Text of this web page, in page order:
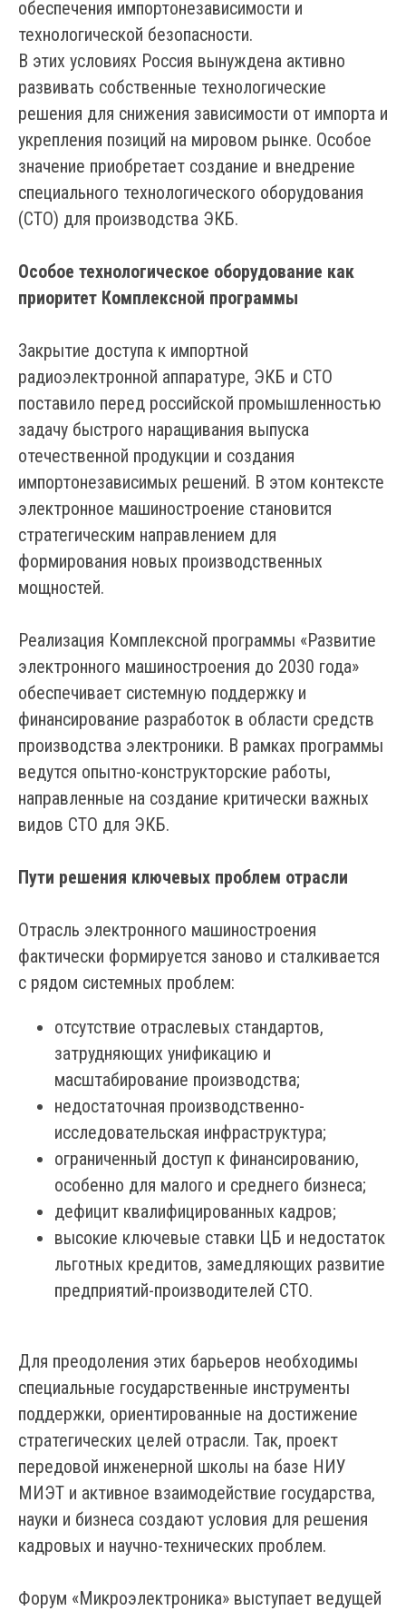
обеспечения импортонезависимости и
технологической безопасности.
В этих условиях Россия вынуждена активно
развивать собственные технологические
решения для снижения зависимости от импорта и
укрепления позиций на мировом рынке. Особое
значение приобретает создание и внедрение
специального технологического оборудования
(СТО) для производства ЭКБ.
Особое технологическое оборудование как
приоритет Комплексной программы
Закрытие доступа к импортной
радиоэлектронной аппаратуре, ЭКБ и СТО
поставило перед российской промышленностью
задачу быстрого наращивания выпуска
отечественной продукции и создания
импортонезависимых решений. В этом контексте
электронное машиностроение становится
стратегическим направлением для
формирования новых производственных
мощностей.
Реализация Комплексной программы «Развитие
электронного машиностроения до 2030 года»
обеспечивает системную поддержку и
финансирование разработок в области средств
производства электроники. В рамках программы
ведутся опытно-конструкторские работы,
направленные на создание критически важных
видов СТО для ЭКБ.
Пути решения ключевых проблем отрасли
Отрасль электронного машиностроения
фактически формируется заново и сталкивается
с рядом системных проблем:
отсутствие отраслевых стандартов,
затрудняющих унификацию и
масштабирование производства;
недостаточная производственно-
исследовательская инфраструктура;
ограниченный доступ к финансированию,
особенно для малого и среднего бизнеса;
дефицит квалифицированных кадров;
высокие ключевые ставки ЦБ и недостаток
льготных кредитов, замедляющих развитие
предприятий-производителей СТО.
Для преодоления этих барьеров необходимы
специальные государственные инструменты
поддержки, ориентированные на достижение
стратегических целей отрасли. Так, проект
передовой инженерной школы на базе НИУ
МИЭТ и активное взаимодействие государства,
науки и бизнеса создают условия для решения
кадровых и научно-технических проблем.
Форум «Микроэлектроника» выступает ведущей